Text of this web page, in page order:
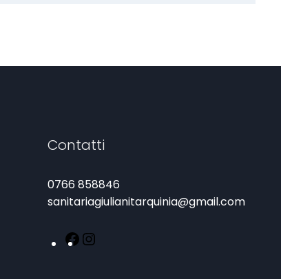
Contatti
0766 858846
sanitariagiulianitarquinia@gmail.com